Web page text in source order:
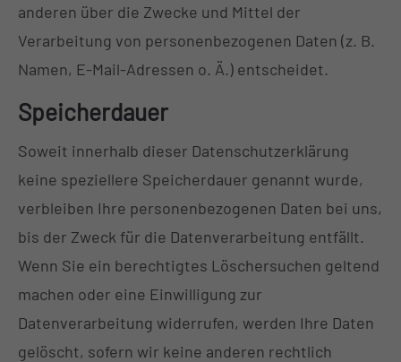
anderen über die Zwecke und Mittel der
Verarbeitung von personenbezogenen Daten (z. B.
Namen, E-Mail-Adressen o. Ä.) entscheidet.
Speicherdauer
Soweit innerhalb dieser Datenschutzerklärung
keine speziellere Speicherdauer genannt wurde,
verbleiben Ihre personenbezogenen Daten bei uns,
bis der Zweck für die Datenverarbeitung entfällt.
Wenn Sie ein berechtigtes Löschersuchen geltend
machen oder eine Einwilligung zur
Datenverarbeitung widerrufen, werden Ihre Daten
gelöscht, sofern wir keine anderen rechtlich